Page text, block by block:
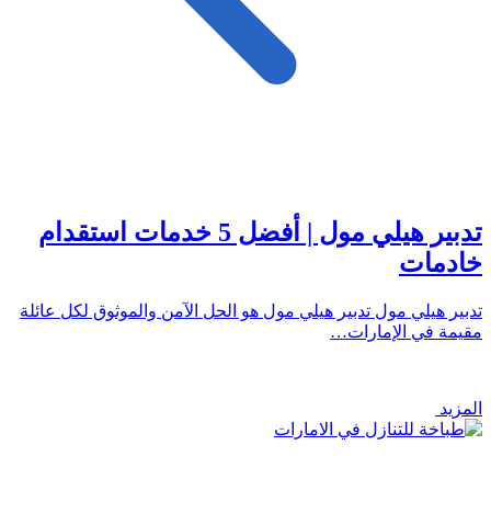
تدبير هيلي مول | أفضل 5 خدمات استقدام
خادمات
تدبير هيلي مول تدبير هيلي مول هو الحل الآمن والموثوق لكل عائلة
مقيمة في الإمارات…
المزيد